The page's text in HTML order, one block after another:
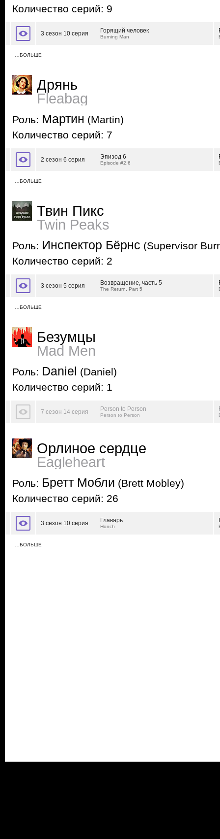
Количество серий: 9
3 сезон 10 серия Горящий человек
Burning Man
…БОЛЬШЕ
Дрянь
Fleabag
Роль: Мартин (Martin)
Количество серий: 7
2 сезон 6 серия Эпизод 6
Episode #2.6
…БОЛЬШЕ
Твин Пикс
Twin Peaks
Роль: Инспектор Бёрнс (Supervisor
Количество серий: 2
3 сезон 5 серия Возвращение, часть 5
The Return, Part 5
…БОЛЬШЕ
Безумцы
Mad Men
Роль: Daniel (Daniel)
Количество серий: 1
7 сезон 14 серия Person to Person
Person to Person
Орлиное сердце
Eagleheart
Роль: Бретт Мобли (Brett Mobley)
Количество серий: 26
3 сезон 10 серия Главарь
Honch
…БОЛЬШЕ